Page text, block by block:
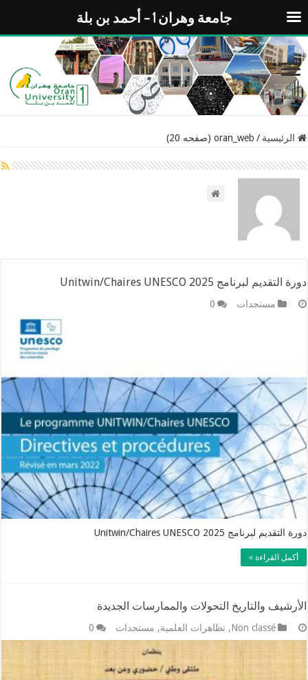
الرئيسية / oran_web (صفحه 20)
دورة التقديم لبرنامج Unitwin/Chaires UNESCO 2025
مستجدات 0
دورة التقديم لبرنامج Unitwin/Chaires UNESCO 2025
أكمل القراءة »
الأرشيف والتاريخ التحولات والممارسات الجديدة
Non classé
,تظاهرات العلمية, مستجدات 0
جامعة وهران 1 – أحمد بن بلة